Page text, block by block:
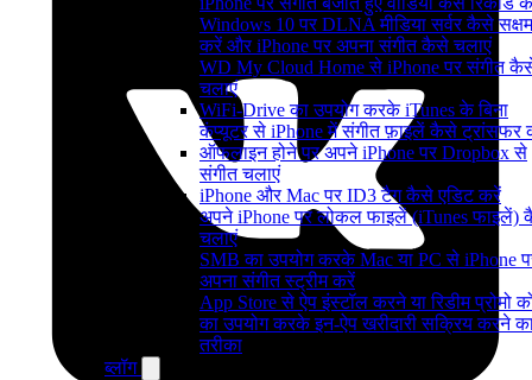
Windows 10 पर DLNA मीडिया सर्वर कैसे सक्षम
करें और iPhone पर अपना संगीत कैसे चलाएं
WD My Cloud Home से iPhone पर संगीत
चलाएं
WiFi-Drive का उपयोग करके iTunes के बिना
कंप्यूटर से iPhone में संगीत फ़ाइलें कैसे ट्रांसफर
ऑफलाइन होने पर अपने iPhone पर Dropbox से
संगीत चलाएं
iPhone और Mac पर ID3 टैग कैसे एडिट करें
अपने iPhone पर लोकल फाइलें (iTunes फाइलें)
चलाएं
SMB का उपयोग करके Mac या PC से iPhone
अपना संगीत स्ट्रीम करें
App Store से ऐप इंस्टॉल करने या रिडीम प्रोमो
का उपयोग करके इन-ऐप खरीदारी सक्रिय करने
तरीका
ब्लॉग